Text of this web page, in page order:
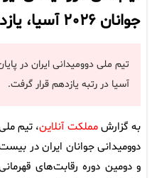
جوانان ۲۰۲۶ آسیا، یازدهم شد
آسیا در رتبه یازدهم قرار گرفت.
به گزارشمملکت آنلاین، تیم
دوومیدانی جوانان ایران در
و دومین دوره رقابت‌های